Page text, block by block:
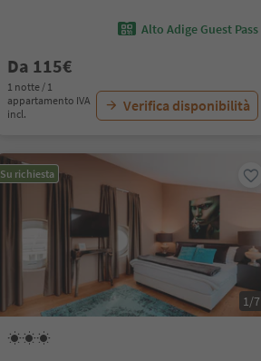
Alto Adige Guest Pass
Da 115€
1 notte / 1
appartamento IVA
incl.
Verifica disponibilità
Su richiesta
1/7